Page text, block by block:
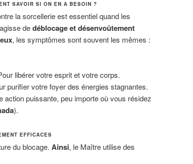
SAVOIR SI ON EN A BESOIN ?
la sorcellerie est essentiel quand les
dedéblocage et désenvoûtement
, les symptômes sont souvent les mêmes :
libérer votre esprit et votre corps.
purifier votre foyer des énergies stagnantes.
action puissante, peu importe où vous résidez
).
EFFICACES
du blocage. Ainsi, le Maître utilise des